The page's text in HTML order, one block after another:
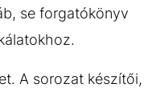
se forgatókönyv
A sorozat készítői,